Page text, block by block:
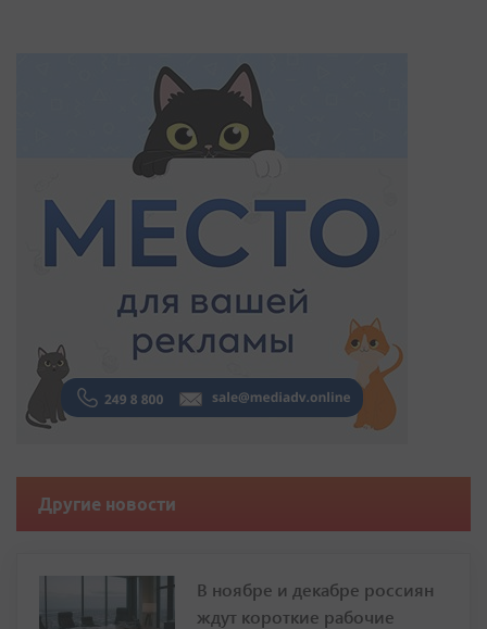
Другие новости
В ноябре и декабре россиян
ждут короткие рабочие